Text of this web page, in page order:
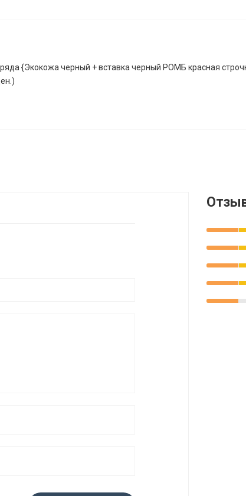
{Экокожа черный + вставка черный РОМБ красная